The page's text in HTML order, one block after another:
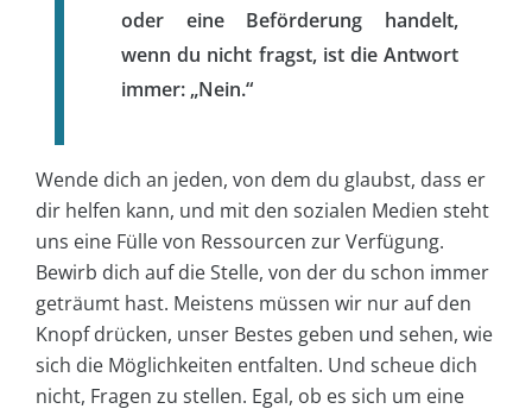
oder eine Beförderung handelt,
wenn du nicht fragst, ist die Antwort
immer: „Nein.“
Wende dich an jeden, von dem du glaubst, dass er
dir helfen kann, und mit den sozialen Medien steht
uns eine Fülle von Ressourcen zur Verfügung.
Bewirb dich auf die Stelle, von der du schon immer
geträumt hast. Meistens müssen wir nur auf den
Knopf drücken, unser Bestes geben und sehen, wie
sich die Möglichkeiten entfalten. Und scheue dich
nicht, Fragen zu stellen. Egal, ob es sich um eine